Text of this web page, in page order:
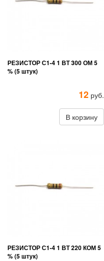
РЕЗИСТОР С1-4 1 ВТ 300 ОМ 5
% (5 штук)
12 руб.
В корзину
РЕЗИСТОР С1-4 1 ВТ 220 КОМ 5
% (5 штук)